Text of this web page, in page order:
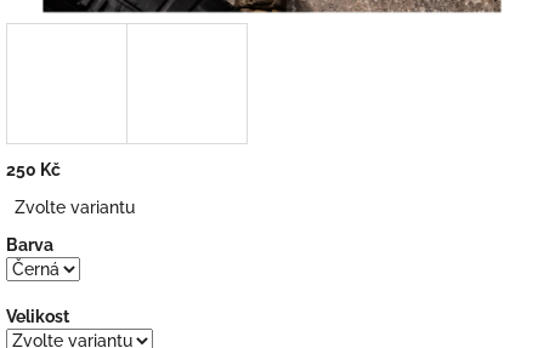
250 Kč
cena:
Zvolte variantu
Barva
Velikost